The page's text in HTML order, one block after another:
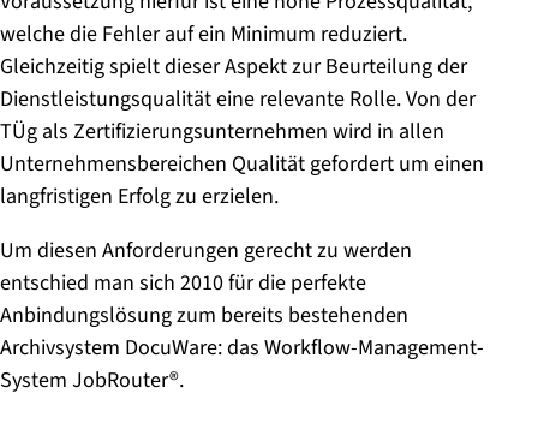
welche die Fehler auf ein Minimum reduziert.
Gleichzeitig spielt dieser Aspekt zur Beurteilung der
Dienstleistungsqualität eine relevante Rolle. Von der
TÜg als Zertifizierungsunternehmen wird in allen
Unternehmensbereichen Qualität gefordert um einen
langfristigen Erfolg zu erzielen.
Um diesen Anforderungen gerecht zu werden
entschied man sich 2010 für die perfekte
Anbindungslösung zum bereits bestehenden
Archivsystem DocuWare: das Workflow-Management-
System JobRouter®.